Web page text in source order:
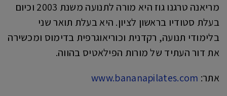
מריאנה טרגנו גוז היא מורה לתנועה משנת 2003 וכיום
בעלת סטודיו בראשון לציון. היא בעלת תואר שני
בלימודי תנועה, רקדנית וכוריאוגרפית בדימוס ומכשירה
את דור העתיד של מורות הפילאטיס בהווה.
אתר: www.bananapilates.com